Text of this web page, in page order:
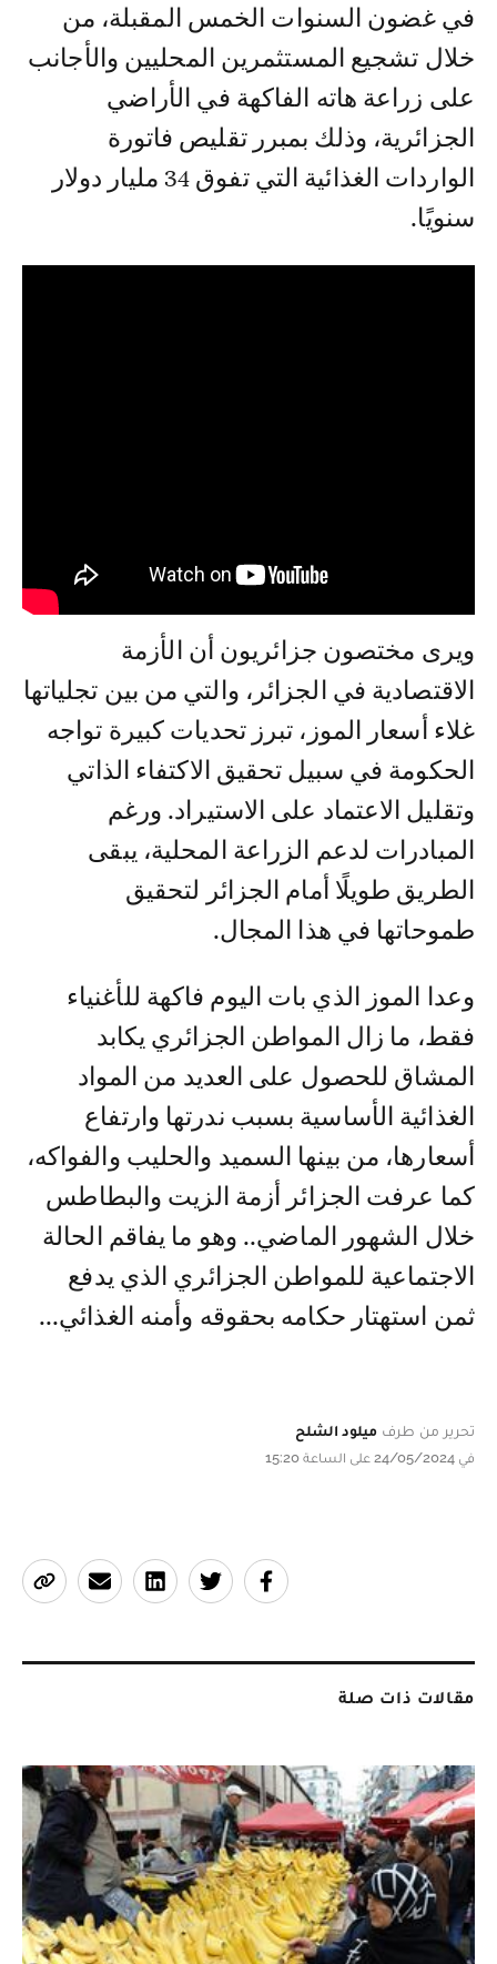
في غضون السنوات الخمس المقبلة، من
خلال تشجيع المستثمرين المحليين والأجانب
على زراعة هاته الفاكهة في الأراضي
الجزائرية، وذلك بمبرر تقليص فاتورة
الواردات الغذائية التي تفوق 34 مليار دولار
سنويًا.
ويرى مختصون جزائريون أن الأزمة
الاقتصادية في الجزائر، والتي من بين تجلياتها
غلاء أسعار الموز، تبرز تحديات كبيرة تواجه
الحكومة في سبيل تحقيق الاكتفاء الذاتي
وتقليل الاعتماد على الاستيراد. ورغم
المبادرات لدعم الزراعة المحلية، يبقى
الطريق طويلًا أمام الجزائر لتحقيق
طموحاتها في هذا المجال.
وعدا الموز الذي بات اليوم فاكهة للأغنياء
فقط، ما زال المواطن الجزائري يكابد
المشاق للحصول على العديد من المواد
الغذائية الأساسية بسبب ندرتها وارتفاع
أسعارها، من بينها السميد والحليب والفواكه،
كما عرفت الجزائر أزمة الزيت والبطاطس
خلال الشهور الماضي.. وهو ما يفاقم الحالة
الاجتماعية للمواطن الجزائري الذي يدفع
ثمن استهتار حكامه بحقوقه وأمنه الغذائي...
تحرير من طرف ميلود الشلح
في 24/05/2024 على الساعة 15:20
مقالات ذات صلة